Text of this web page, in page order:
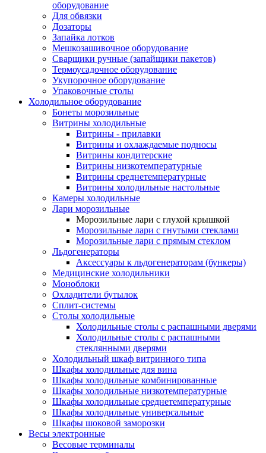
оборудование
Для обвязки
Дозаторы
Запайка лотков
Мешкозашивочное оборудование
Сварщики ручные (запайщики пакетов)
Термоусадочное оборудование
Укупорочное оборудование
Упаковочные столы
Холодильное оборудование
Бонеты морозильные
Витрины холодильные
Витрины - прилавки
Витрины и охлаждаемые подносы
Витрины кондитерские
Витрины низкотемпературные
Витрины среднетемпературные
Витрины холодильные настольные
Камеры холодильные
Лари морозильные
Морозильные лари с глухой крышкой
Морозильные лари с гнутыми стеклами
Морозильные лари с прямым стеклом
Льдогенераторы
Аксессуары к льдогенераторам (бункеры)
Медицинские холодильники
Моноблоки
Охладители бутылок
Сплит-системы
Столы холодильные
Холодильные столы с распашными дверями
Холодильные столы с распашными
стеклянными дверями
Холодильный шкаф витринного типа
Шкафы холодильные для вина
Шкафы холодильные комбинированные
Шкафы холодильные низкотемпературные
Шкафы холодильные среднетемпературные
Шкафы холодильные универсальные
Шкафы шоковой заморозки
Весы электронные
Весовые терминалы